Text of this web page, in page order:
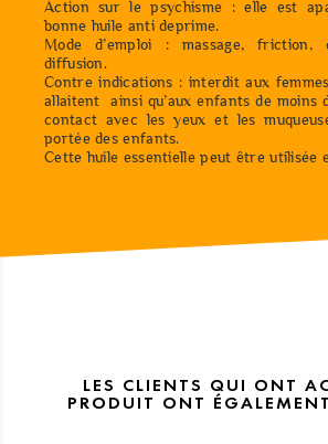
Action sur le psychisme : elle est
bonne huile anti deprime.
Mode d’emploi : massage,
diffusion.
Contre indications : interdit aux
allaitent ainsi qu’aux enfants de moins
contact avec les yeux et les
portée des enfants.
Cette huile essentielle peut être utilisée
LES CLIENTS QUI ONT
PRODUIT ONT